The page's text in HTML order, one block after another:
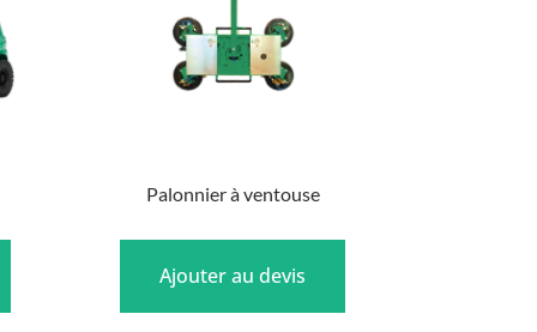
Palonnier à ventouse
Ajouter au devis